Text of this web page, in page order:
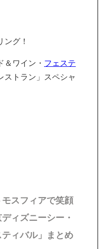
グ！
＆ワイン・ フェステ
ストラン」スペシャ
スフィアで笑顔
ィズニーシー・
ィバル」まとめ